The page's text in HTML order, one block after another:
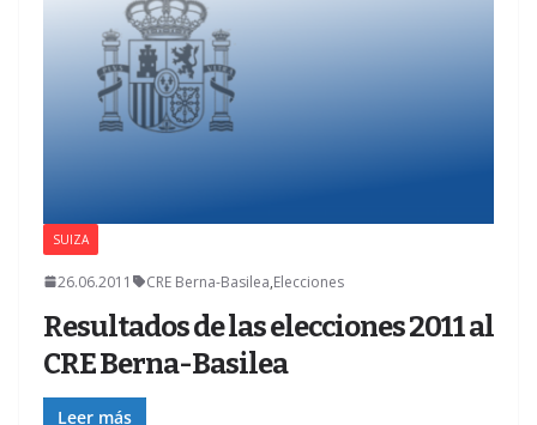
SUIZA
26.06.2011 CRE Berna-Basilea,Elecciones
Resultados de las elecciones 2011 al
CRE Berna-Basilea
Leer más